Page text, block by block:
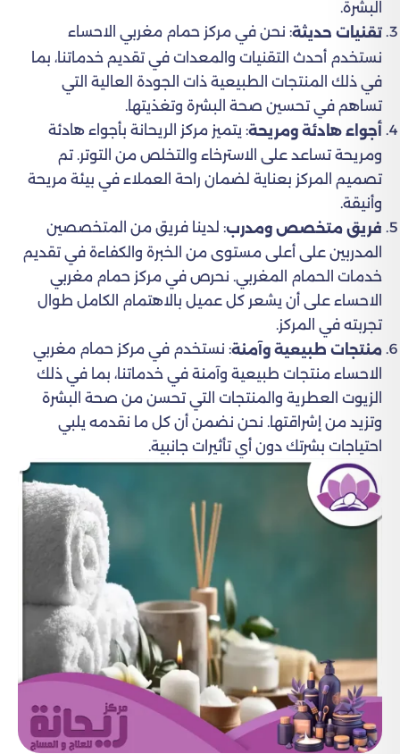
البشرة.
تقنيات حديثة: نحن في مركز حمام مغربي الاحساء
نستخدم أحدث التقنيات والمعدات في تقديم خدماتنا، بما
في ذلك المنتجات الطبيعية ذات الجودة العالية التي
تساهم في تحسين صحة البشرة وتغذيتها.
أجواء هادئة ومريحة: يتميز مركز الريحانة بأجواء هادئة
ومريحة تساعد على الاسترخاء والتخلص من التوتر. تم
تصميم المركز بعناية لضمان راحة العملاء في بيئة مريحة
وأنيقة.
فريق متخصص ومدرب: لدينا فريق من المتخصصين
المدربين على أعلى مستوى من الخبرة والكفاءة في تقديم
خدمات الحمام المغربي. نحرص في مركز حمام مغربي
الاحساء على أن يشعر كل عميل بالاهتمام الكامل طوال
تجربته في المركز.
منتجات طبيعية وآمنة: نستخدم في مركز حمام مغربي
الاحساء منتجات طبيعية وآمنة في خدماتنا، بما في ذلك
الزيوت العطرية والمنتجات التي تحسن من صحة البشرة
وتزيد من إشراقتها. نحن نضمن أن كل ما نقدمه يلبي
احتياجات بشرتك دون أي تأثيرات جانبية.